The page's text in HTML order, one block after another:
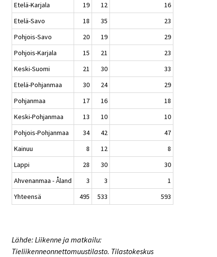
Etelä-Karjala
19 12
16
Etelä-Savo
18 35
23
Pohjois-Savo
20 19
29
Pohjois-Karjala
15 21
23
Keski-Suomi
21 30
33
Etelä-Pohjanmaa
30 24
29
Pohjanmaa
17 16
18
Keski-Pohjanmaa
13 10
10
Pohjois-Pohjanmaa
34 42
47
Kainuu
8 12
8
Lappi
28 30
30
Ahvenanmaa - Åland
3 3
1
Yhteensä
495 533 593
Lähde: Liikenne ja matkailu:
Tieliikenneonnettomuustilasto. Tilastokeskus